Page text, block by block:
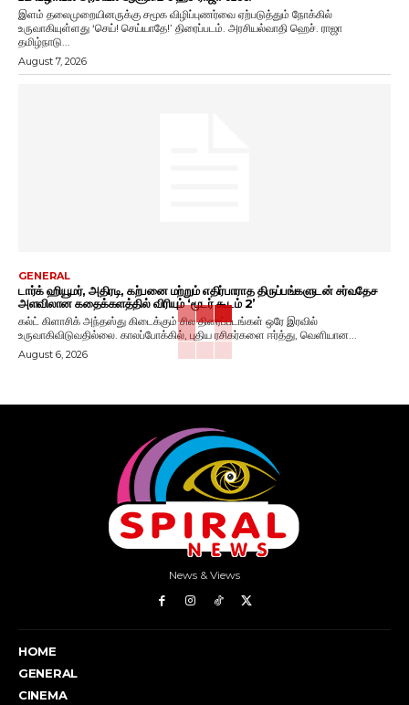
இளம் தலைமுறையினருக்கு சமூக விழிப்புணர்வை ஏற்படுத்தும் நோக்கில்
உருவாகியுள்ளது ‘செய்! செய்யாதே!’ திரைப்படம். அரசியல்வாதி ஹெச். ராஜா
தமிழ்நாடு...
August 7, 2026
GENERAL
டார்க் ஹியூமர், அதிரடி, கற்பனை மற்றும் எதிர்பாராத திருப்பங்களுடன் சர்வதேச
அளவிலான கதைக்களத்தில் விரியும் ‘மூடர் கூடம் 2’
கல்ட் கிளாசிக் அந்தஸ்து கிடைக்கும் சில திரைப்படங்கள் ஒரே இரவில்
உருவாகிவிடுவதில்லை. காலப்போக்கில், புதிய ரசிகர்களை ஈர்த்து, வெளியான...
August 6, 2026
News & Views
HOME
GENERAL
CINEMA